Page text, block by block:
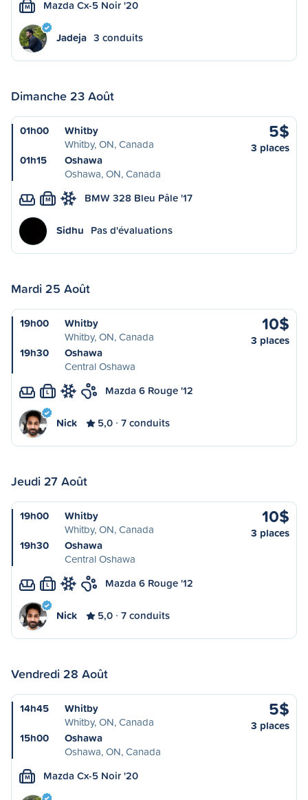
M Mazda Cx-5 Noir '20
Jadeja 3 conduits
Dimanche 23 Août
01h00
Whitby
Whitby, ON, Canada
01h15
Oshawa
Oshawa, ON, Canada
5$
3 places
M BMW 328 Bleu Pâle '17
Sidhu Pas d'évaluations
Mardi 25 Août
19h00
Whitby
Whitby, ON, Canada
19h30
Oshawa
Central Oshawa
10$
3 places
L Mazda 6 Rouge '12
Nick 5,0 7 conduits
Jeudi 27 Août
19h00
Whitby
Whitby, ON, Canada
19h30
Oshawa
Central Oshawa
10$
3 places
L Mazda 6 Rouge '12
Nick 5,0 7 conduits
Vendredi 28 Août
14h45
Whitby
Whitby, ON, Canada
15h00
Oshawa
Oshawa, ON, Canada
5$
3 places
M Mazda Cx-5 Noir '20